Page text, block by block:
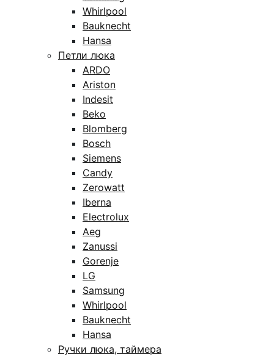
Whirlpool
Bauknecht
Hansa
Петли люка
ARDO
Ariston
Indesit
Beko
Blomberg
Bosch
Siemens
Candy
Zerowatt
Iberna
Electrolux
Aeg
Zanussi
Gorenje
LG
Samsung
Whirlpool
Bauknecht
Hansa
Ручки люка, таймера